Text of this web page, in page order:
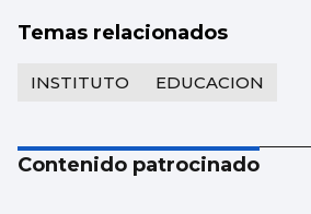
Temas relacionados
INSTITUTO EDUCACION
Contenido patrocinado